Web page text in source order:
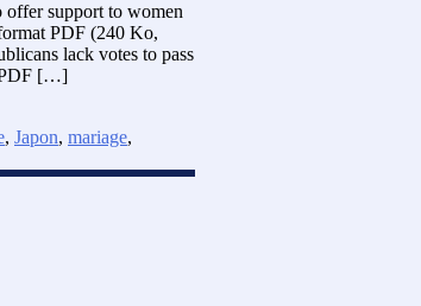
offer support to women
PDF (240 Ko,
lack votes to pass
PDF […]
, Japon, mariage,